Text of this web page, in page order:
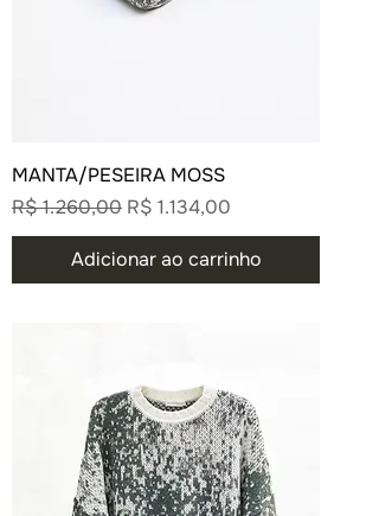
MANTA/PESEIRA MOSS
Preço normal
R$ 1.260,00 Preço promocional
R$ 1.134,00
Adicionar ao carrinho